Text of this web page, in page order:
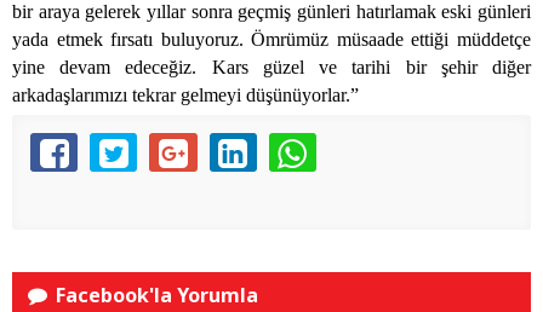
bir araya gelerek yıllar sonra geçmiş günleri hatırlamak eski günleri
yada etmek fırsatı buluyoruz. Ömrümüz müsaade ettiği müddetçe
yine devam edeceğiz. Kars güzel ve tarihi bir şehir diğer
arkadaşlarımızı tekrar gelmeyi düşünüyorlar.”
Facebook'la Yorumla